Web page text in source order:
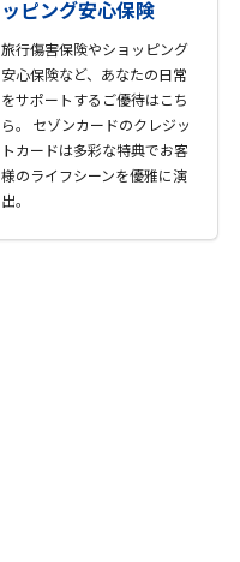
ッピング安心保険
旅行傷害保険やショッピング
安心保険など、あなたの日常
をサポートするご優待はこち
ら。 セゾンカードのクレジッ
トカードは多彩な特典でお客
様のライフシーンを優雅に演
出。